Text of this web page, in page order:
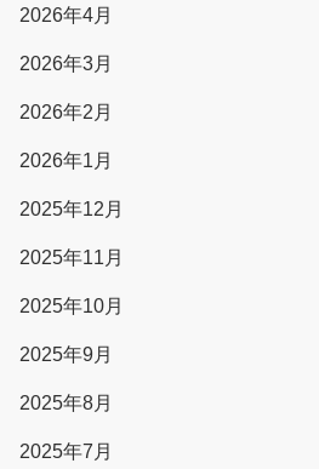
2026年4月
2026年3月
2026年2月
2026年1月
2025年12月
2025年11月
2025年10月
2025年9月
2025年8月
2025年7月